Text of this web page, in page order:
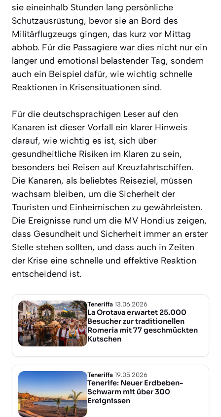
sie eineinhalb Stunden lang persönliche
Schutzausrüstung, bevor sie an Bord des
Militärflugzeugs gingen, das kurz vor Mittag
abhob. Für die Passagiere war dies nicht nur ein
langer und emotional belastender Tag, sondern
auch ein Beispiel dafür, wie wichtig schnelle
Reaktionen in Krisensituationen sind.
Für die deutschsprachigen Leser auf den
Kanaren ist dieser Vorfall ein klarer Hinweis
darauf, wie wichtig es ist, sich über
gesundheitliche Risiken im Klaren zu sein,
besonders bei Reisen auf Kreuzfahrtschiffen.
Die Kanaren, als beliebtes Reiseziel, müssen
wachsam bleiben, um die Sicherheit der
Touristen und Einheimischen zu gewährleisten.
Die Ereignisse rund um die MV Hondius zeigen,
dass Gesundheit und Sicherheit immer an erster
Stelle stehen sollten, und dass auch in Zeiten
der Krise eine schnelle und effektive Reaktion
entscheidend ist.
Teneriffa 13.06.2026
La Orotava erwartet 25.000
Besucher zur traditionellen
Romería mit 77 geschmückten
Kutschen
Teneriffa 19.05.2026
Tenerife: Neuer Erdbeben-
Schwarm mit über 300
Ereignissen